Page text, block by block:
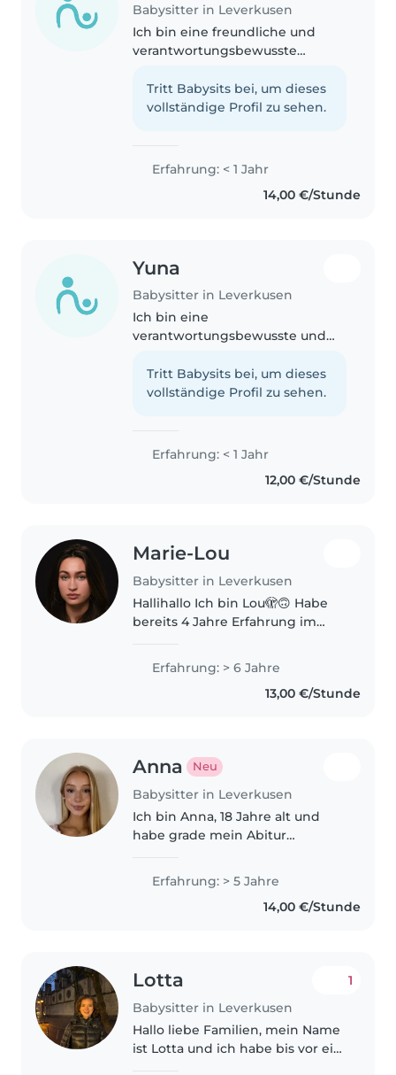
Babysitter in Leverkusen
Ich bin eine freundliche und
verantwortungsbewusste
Kindern im Vorschulalter,
Grundschulalter und Teenagern
Tritt Babysits bei, um dieses
vollständige Profil zu sehen.
Erfahrung: < 1 Jahr
14,00 €/Stunde
Yuna
Babysitter in Leverkusen
Ich bin eine
verantwortungsbewusste und
die gerne mit Kindern spielt und
bastelt. Ich habe Erfahrung mit
Tritt Babysits bei, um dieses
vollständige Profil zu sehen.
Erfahrung: < 1 Jahr
12,00 €/Stunde
Marie-Lou
Babysitter in Leverkusen
Hallihallo Ich bin Lou🫣🙃 Habe
bereits 4 Jahre Erfahrung im
hab ca. 4 Jahre gebabysitted. Ich
bin prinzipiell für jeden Spaß zu
haben; ob malen, spielen,..
Erfahrung: > 6 Jahre
13,00 €/Stunde
Anna Neu
Babysitter in Leverkusen
Ich bin Anna, 18 Jahre alt und
habe grade mein Abitur
laufen, backen und Pilates. Ich
würde mich als einen sehr
einfühlsamen, freundlichen und
Erfahrung: > 5 Jahre
14,00 €/Stunde
Lotta
Babysitter in Leverkusen
1
Hallo liebe Familien, mein Name
ist Lotta und ich habe bis vor ein